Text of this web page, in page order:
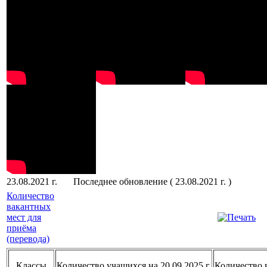
23.08.2021 г.
Последнее обновление ( 23.08.2021 г. )
Количество
вакантных
мест для
приёма
(перевода)